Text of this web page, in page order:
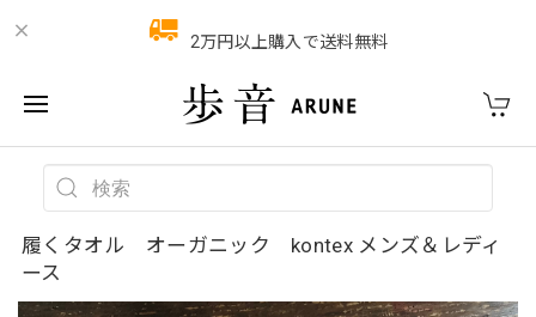
2万円以上購入で送料無料
履くタオル オーガニック kontex メンズ＆レディ
ース